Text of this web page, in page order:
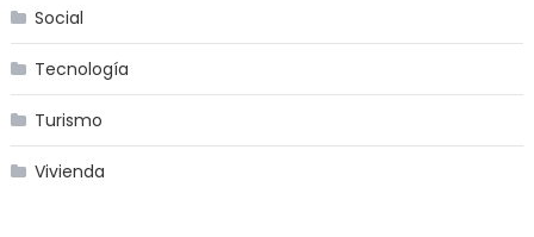
Social
Tecnología
Turismo
Vivienda